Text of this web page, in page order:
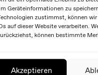
Geräteinformationen zu
zustimmst, können
auf dieser Website verarbeiten.
können bestimmte
Akzeptieren